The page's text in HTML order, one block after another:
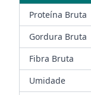
Proteína Bruta
Gordura Bruta
Fibra Bruta
Umidade